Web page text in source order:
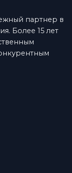
партнер в
Более 15 лет